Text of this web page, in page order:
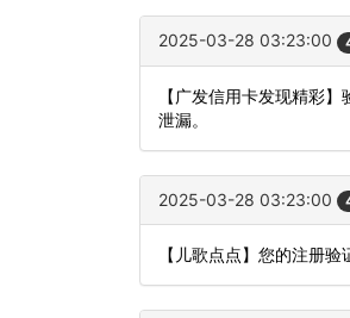
2025-03-28 03:23:00
【广发信用卡发现精彩
泄漏。
2025-03-28 03:23:00
【儿歌点点】您的注册验